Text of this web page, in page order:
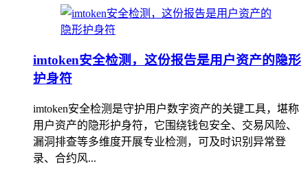
imtoken安全检测，这份报告是用户资产的隐形
护身符
imtoken安全检测是守护用户数字资产的关键工具，堪称
用户资产的隐形护身符，它围绕钱包安全、交易风险、
漏洞排查等多维度开展专业检测，可及时识别异常登
录、合约风...